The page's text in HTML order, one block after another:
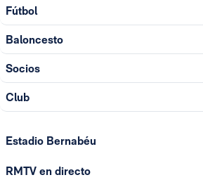
Fútbol
Baloncesto
Socios
Club
Estadio Bernabéu
RMTV en directo